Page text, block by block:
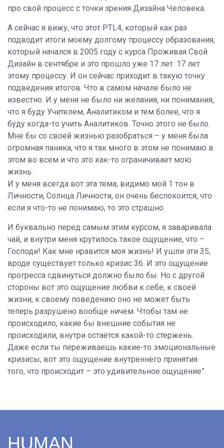
про свой процесс с точки зрения Дизайна Человека.
А сейчас я вижу, что этот PTL4, который как раз
подводит итоги моему долгому процессу образования,
который начался в 2005 году с курса Проживая Свой
Дизайн в сентябре и это прошло уже 17 лет. 17 лет
этому процессу. И он сейчас приходит в такую точку
подведения итогов. Что в самом начале было не
известно. И у меня не было ни желания, ни понимания,
что я буду Учителем, Аналитиком и тем более, что я
буду когда-то учить Аналитиков. Точно этого не было.
Мне бы со своей жизнью разобраться – у меня была
огромная паника, что я так много в этом не понимаю в
этом во всем и что это как-то ограничивает мою
жизнь.
И у меня всегда вот эта тема, видимо мой 1 тон в
Личности, Солнца Личности, он очень беспокоится, что
если я что-то не понимаю, то это страшно.
И буквально перед самым этим курсом, я заваривала
чай, и внутри меня крутилось такое ощущение, что –
Господи! Как мне нравится моя жизнь! И ушли эти 35,
вроде существует только кризис 36. И это ощущение
прогресса сдвинуться должно было бы. Но с другой
стороны вот это ощущение любви к себе, к своей
жизни, к своему поведению оно не может быть
теперь разрушено вообще ничем. Чтобы там не
происходило, какие бы внешние события не
происходили, внутри остаётся какой-то стержень.
Даже если ты переживаешь какие-то эмоциональные
кризисы, вот это ощущение внутреннего принятия
того, что происходит – это удивительное ощущение”.
HUMAN